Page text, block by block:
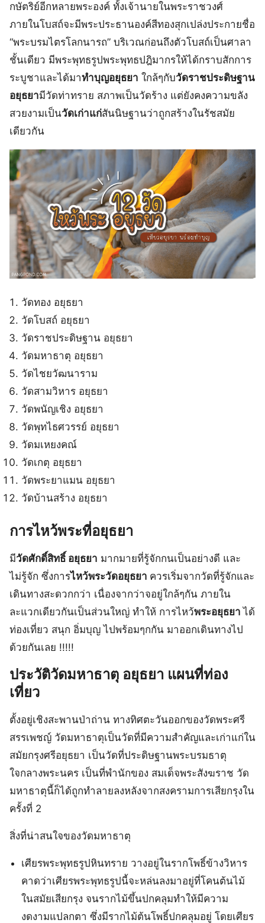
กษัตริย์อีกหลายพระองค์ ทั้งเจ้านายในพระราชวงศ์
ภายในโบสถ์จะมีพระประธานองค์สีทองสุกเปล่งประกายชื่อ
“พระบรมไตรโลกนารถ” บริเวณก่อนถึงตัวโบสถ์เป็นศาลา
ชั้นเดียว มีพระพุทธรูปพระพุทธปฎิมากรให้ได้กราบสักการ
ระบูชาและได้มาทําบุญอยุธยา ใกล้ๆกับวัดราชประดิษฐาน
อยุธยามีวัดท่าทราย สภาพเป็นวัดร้าง แต่ยังคงความขลัง
สวยงามเป็นวัดเก่าแก่สันนิษฐานว่าถูกสร้างในรัชสมัย
เดียวกัน
วัดทอง อยุธยา
วัดโบสถ์ อยุธยา
วัดราชประดิษฐาน อยุธยา
วัดมหาธาตุ อยุธยา
วัดไชยวัฒนาราม
วัดสามวิหาร อยุธยา
วัดพนัญเชิง อยุธยา
วัดพุทไธศวรรย์ อยุธยา
วัดมเหยงคณ์
วัดเกตุ อยุธยา
วัดพระยาแมน อยุธยา
วัดบ้านสร้าง อยุธยา
การไหว้พระที่อยุธยา
มีวัดศักดิ์สิทธิ์ อยุธยา มากมายที่รู้จักกนเป็นอย่างดี และ
ไม่รู้จัก ซึ่งการไหว้พระวัดอยุธยา ควรเริ่มจากวัดที่รู้จักและ
เดินทางสะดวกกว่า เนื่องจากว่าจอยู่ใกล้ๆกัน ภายใน
ละแวกเดียวกันเป็นส่วนใหญ่ ทำให้ การไหว้พระอยุธยาได้
ท่องเที่ยว สนุก อิ่มบุญ ไปพร้อมๆกกัน มาออกเดินทางไป
ด้วยกันเลย !!!!!
ประวัติวัดมหาธาตุ อยุธยา แผนที่ท่อง
เที่ยว
ตั้งอยู่เชิงสะพานป่าถ่าน ทางทิศตะวันออกของวัดพระศรี
สรรเพชญ์ วัดมหาธาตุเป็นวัดที่มีความสำคัญและเก่าแก่ใน
สมัยกรุงศรีอยุธยา เป็นวัดที่ประดิษฐานพระบรมธาตุ
ใจกลางพระนคร เป็นที่พำนักของ สมเด็จพระสังฆราช วัด
มหาธาตุนี้ก็ได้ถูกทำลายลงหลังจากสงครามการเสียกรุงใน
ครั้งที่ 2
สิ่งที่น่าสนใจของวัดมหาธาตุ
เศียรพระพุทธรูปหินทราย วางอยู่ในรากโพธิ์ข้างวิหาร
คาดว่าเศียรพระพุทธรูปนี้จะหล่นลงมาอยู่ที่โคนต้นไม้
ในสมัยเสียกรุง จนรากไม้ขึ้นปกคลุมทำให้มีความ
งดงามแปลกตา ซึ่งมีรากไม้ต้นโพธิ์ปกคลุมอยู่ โดยเศียร